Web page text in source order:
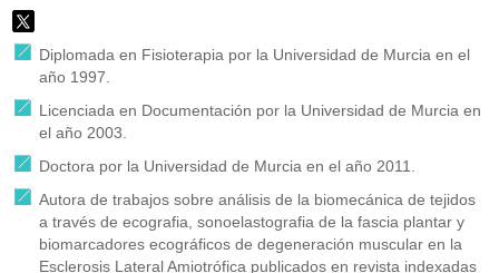
Diplomada en Fisioterapia por la Universidad de Murcia en el
año 1997.
Licenciada en Documentación por la Universidad de Murcia en
el año 2003.
Doctora por la Universidad de Murcia en el año 2011.
Autora de trabajos sobre análisis de la biomecánica de tejidos
a través de ecografia, sonoelastografia de la fascia plantar y
biomarcadores ecográficos de degeneración muscular en la
Esclerosis Lateral Amiotrófica publicados en revista indexadas